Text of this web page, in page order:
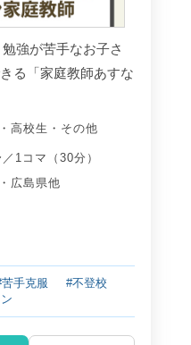
強が苦手なお子さ
る「家庭教師あすな
・ 高校生 ・ その他
1コマ（30分）
・ 広島県他
手克服
#不登校